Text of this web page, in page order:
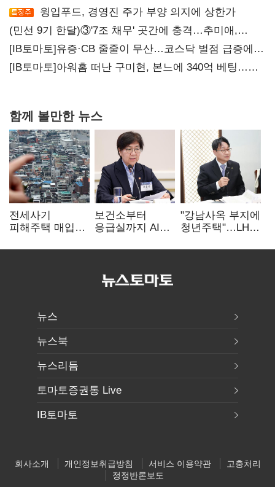
윙입푸드, 경영진 주가 부양 의지에 상한가
(민선 9기 한달)③'7조 채무' 곳간에 충격…추미애,
20년만에 '비상재정' 선언 승부수
[IB토마토]유증·CB 줄줄이 무산…코스닥 벌점 급증에
상폐 압박
[IB토마토]아워홈 떠난 구미현, 본느에 340억 베팅…
함께 볼만한 뉴스
전세사기
피해주택 매입
누적 피해자
보건소부터
응급실까지 AI
혁신 본격화
"강남사옥 부지에
청년주택"…LH도
뉴스
뉴스북
뉴스리듬
토마토증권통 Live
IB토마토
회사소개 개인정보취급방침 서비스 이용약관
고충처리
정정반론보도